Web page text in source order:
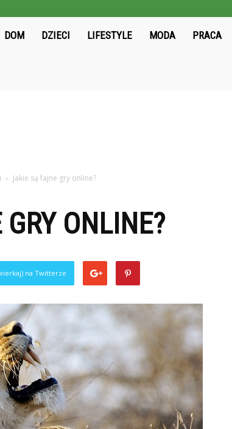
Zieloni2004.pl
DOM DZIECI LIFESTYLE MODA PRACA
Jakie są fajne gry online?
ONLINE?
na Twitterze